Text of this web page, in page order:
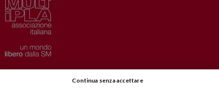
Privacy–Disclaimer
Continua senza accettare